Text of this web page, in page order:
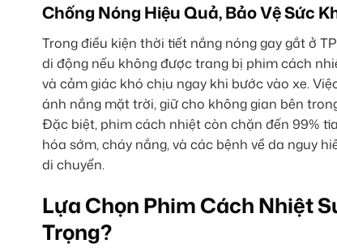
Chống Nóng Hiệu Quả, Bảo Vệ Sức
Trong điều kiện thời tiết nắng nóng gay gắt ở
di động nếu không được trang bị phim cách
và cảm giác khó chịu ngay khi bước vào xe.
ánh nắng mặt trời, giữ cho không gian bên
Đặc biệt, phim cách nhiệt còn chặn đến 99%
hóa sớm, cháy nắng, và các bệnh về da nguy
di chuyển.
Lựa Chọn Phim Cách Nhiệt
Trọng?